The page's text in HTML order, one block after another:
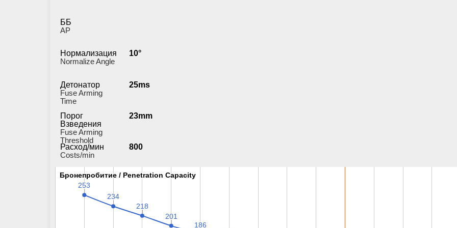
ББ
AP
Нормализация
Normalize Angle
10°
Детонатор
Fuse Arming
Time
25ms
Порог
Взведения
Fuse Arming
Threshold
23mm
Расход/мин
Costs/min
800
Бронепробитие / Penetration Capacity
Бронепробитие / Penetration Capacity
253
253
234
234
218
218
201
201
186
186